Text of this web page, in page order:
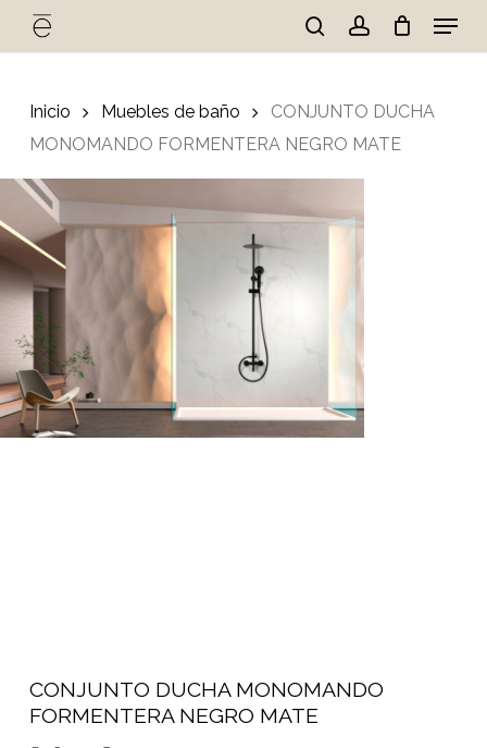
searchaccount
Menu
Cart Close
No hay productos en el
Inicio Muebles de baño
CONJUNTO DUCHA
MONOMANDO FORMENTERA NEGRO MATE
CONJUNTO DUCHA MONOMANDO
FORMENTERA NEGRO MATE